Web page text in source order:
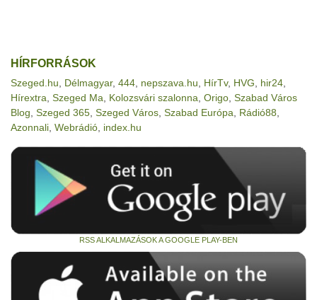
HÍRFORRÁSOK
Szeged.hu Délmagyar, 444 nepszava.hu HírTv, HVG hir24
Hírextra Szeged Ma Kolozsvári szalonna Origo Szabad Város
Blog Szeged 365 Szeged Város Szabad Európa Rádió88
Azonnali Webrádió index.hu
RSS ALKALMAZÁSOK A GOOGLE PLAY-BEN